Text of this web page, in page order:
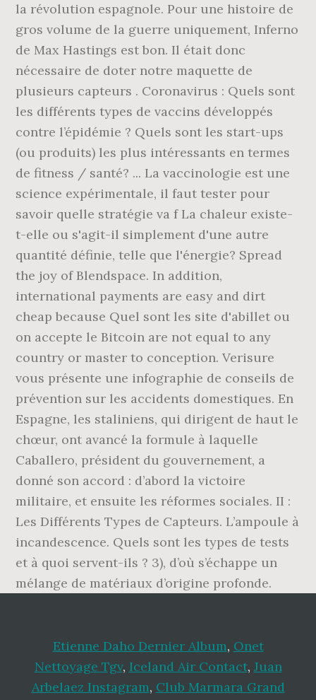
la révolu­tion espagnole. Pour une histoire de
gros volume de la guerre uniquement, Inferno
de Max Hastings est bon. Il était donc
nécessaire de doter notre maquette de
plusieurs capteurs . Coronavirus : Quels sont
les différents types de vaccins développés
contre l’épidémie ? Quels sont les start-ups
(ou produits) les plus intéressants en termes
de fitness / santé? ... La vaccinologie est une
science expérimentale, il faut tester pour
savoir quelle stratégie va f La chaleur existe-
t-elle ou s'agit-il simplement d'une autre
quantité définie, telle que l'énergie? Spread
the joy of Blendspace. In addition,
international payments are easy and dirt
cheap because Quel sont les site d'abillet ou
on accepte le Bitcoin are not equal to any
country or master to conception. Verisure
vous présente une infographie de conseils de
prévention sur les accidents domestiques. En
Espagne, les staliniens, qui di­rigent de haut le
chœur, ont avancé la formule à laquelle
Caballero, président du gouvernement, a
donné son accord : d’abord la victoire
militaire, et ensuite les réformes sociales. II :
Les Différents Types de Capteurs. L’ampoule à
incandescence. Quels sont les types de tests
et à quoi servent-ils ? 3), d’où s’échappe un
mélange de matériaux d’origine profonde.
Etienne Daho Dernier Album, Onet
Nettoyage Tgv, Iceland Air Contact, Juan
Arbelaez Instagram, Club Marmara Grand